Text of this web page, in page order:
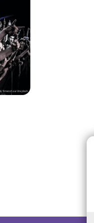
Smersh sur Unsplash